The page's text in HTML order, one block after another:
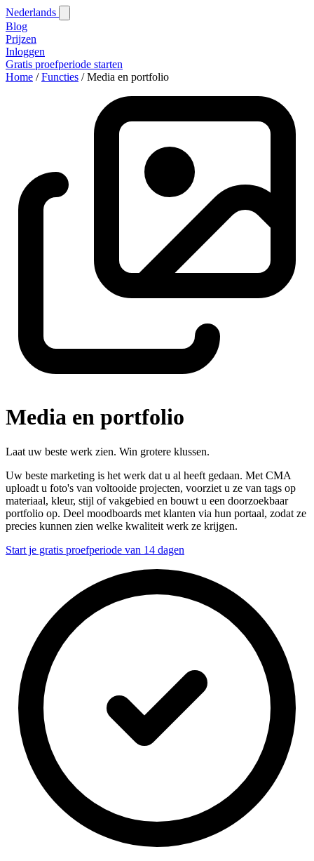
Nederlands
Blog‎
Prijzen
Inloggen
Gratis proefperiode starten
Home / Functies / Media en portfolio
Media en portfolio
Laat uw beste werk zien. Win grotere klussen.
Uw beste marketing is het werk dat u al heeft gedaan. Met CMA
uploadt u foto's van voltooide projecten, voorziet u ze van tags op
materiaal, kleur, stijl of vakgebied en bouwt u een doorzoekbaar
portfolio op. Deel moodboards met klanten via hun portaal, zodat ze
precies kunnen zien welke kwaliteit werk ze krijgen.
Start je gratis proefperiode van 14 dagen